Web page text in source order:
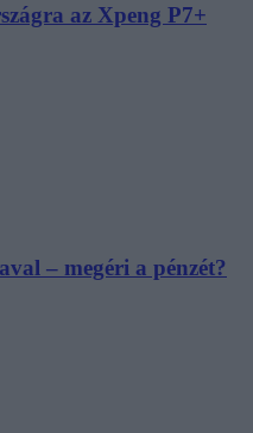
az Xpeng P7+
– megéri a pénzét?